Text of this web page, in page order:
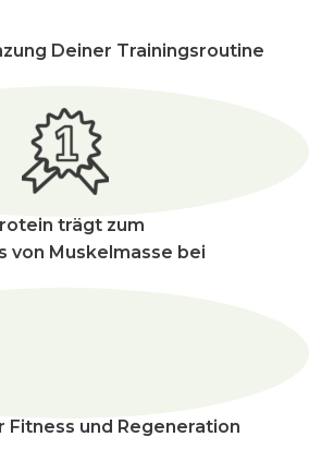
Deiner Trainingsroutine
trägt zum
von Muskelmasse bei
Fitness und Regeneration